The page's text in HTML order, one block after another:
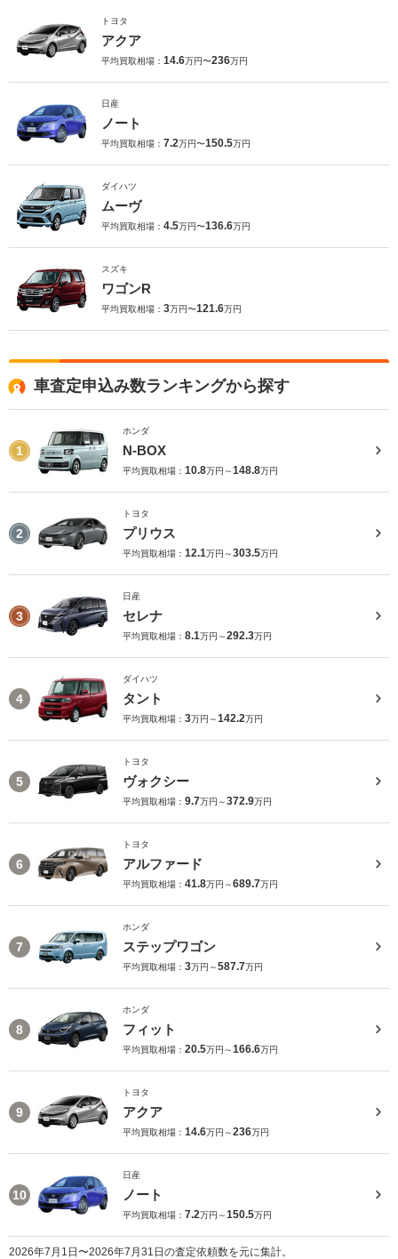
トヨタ
アクア
平均買取相場： 14.6万円〜236万円
日産
ノート
平均買取相場： 7.2万円〜150.5万円
ダイハツ
ムーヴ
平均買取相場： 4.5万円〜136.6万円
スズキ
ワゴンR
平均買取相場： 3万円〜121.6万円
車査定申込み数ランキングから探す
1
ホンダ
N-BOX
平均買取相場： 10.8万円～148.8万円
2
トヨタ
プリウス
平均買取相場： 12.1万円～303.5万円
3
日産
セレナ
平均買取相場： 8.1万円～292.3万円
4
ダイハツ
タント
平均買取相場： 3万円～142.2万円
5
トヨタ
ヴォクシー
平均買取相場： 9.7万円～372.9万円
6
トヨタ
アルファード
平均買取相場： 41.8万円～689.7万円
7
ホンダ
ステップワゴン
平均買取相場： 3万円～587.7万円
8
ホンダ
フィット
平均買取相場： 20.5万円～166.6万円
9
トヨタ
アクア
平均買取相場： 14.6万円～236万円
10
日産
ノート
平均買取相場： 7.2万円～150.5万円
2026年7月1日〜2026年7月31日の査定依頼数を元に集計。